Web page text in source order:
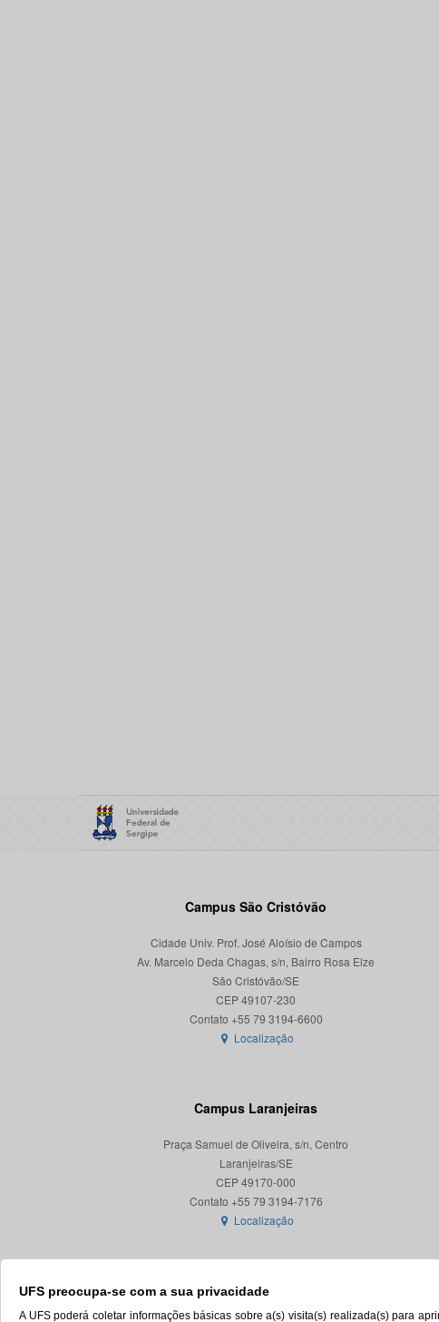
UFS preocupa-se com a sua privacidade
A UFS poderá coletar informações básicas sobre a(s) visita(s) realizada(s) para
Campus São Cristóvão
Cidade Univ. Prof. José Aloísio de Campos
Av. Marcelo Deda Chagas, s/n, Bairro Rosa Elze
São Cristóvão/SE
CEP 49107-230
Localização
Campus Laranjeiras
Praça Samuel de Oliveira, s/n, Centro
Laranjeiras/SE
CEP 49170-000
Localização